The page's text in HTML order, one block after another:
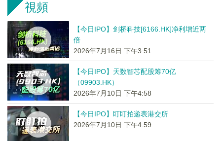
視頻
【今日IPO】剑桥科技[6166.HK]净利增近两
倍
2026年7月16日 下午3:51
【今日IPO】天数智芯配股筹70亿
（09903.HK）
2026年7月10日 下午4:58
【今日IPO】盯盯拍递表港交所
2026年7月10日 下午4:59